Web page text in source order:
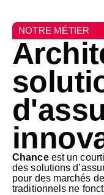
NOTRE MÉTIER
Chanceest un
des solutions
pour des marchés
traditionnels ne